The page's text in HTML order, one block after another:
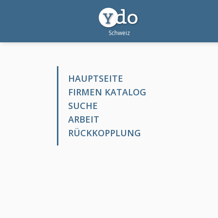
HAUPTSEITE
FIRMEN KATALOG
SUCHE
ARBEIT
RÜCKKOPPLUNG